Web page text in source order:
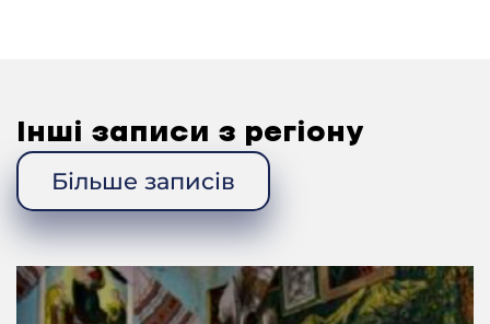
Інші записи з регіону
Більше записів